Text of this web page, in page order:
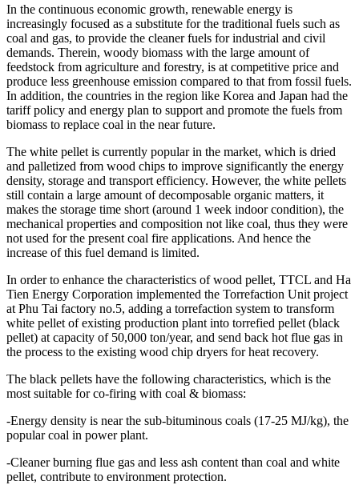
In the continuous economic growth, renewable energy is
increasingly focused as a substitute for the traditional fuels such as
coal and gas, to provide the cleaner fuels for industrial and civil
demands. Therein, woody biomass with the large amount of
feedstock from agriculture and forestry, is at competitive price and
produce less greenhouse emission compared to that from fossil fuels.
In addition, the countries in the region like Korea and Japan had the
tariff policy and energy plan to support and promote the fuels from
biomass to replace coal in the near future.
The white pellet is currently popular in the market, which is dried
and palletized from wood chips to improve significantly the energy
density, storage and transport efficiency. However, the white pellets
still contain a large amount of decomposable organic matters, it
makes the storage time short (around 1 week indoor condition), the
mechanical properties and composition not like coal, thus they were
not used for the present coal fire applications. And hence the
increase of this fuel demand is limited.
In order to enhance the characteristics of wood pellet, TTCL and Ha
Tien Energy Corporation implemented the Torrefaction Unit project
at Phu Tai factory no.5, adding a torrefaction system to transform
white pellet of existing production plant into torrefied pellet (black
pellet) at capacity of 50,000 ton/year, and send back hot flue gas in
the process to the existing wood chip dryers for heat recovery.
The black pellets have the following characteristics, which is the
most suitable for co-firing with coal & biomass:
-Energy density is near the sub-bituminous coals (17-25 MJ/kg), the
popular coal in power plant.
-Cleaner burning flue gas and less ash content than coal and white
pellet, contribute to environment protection.